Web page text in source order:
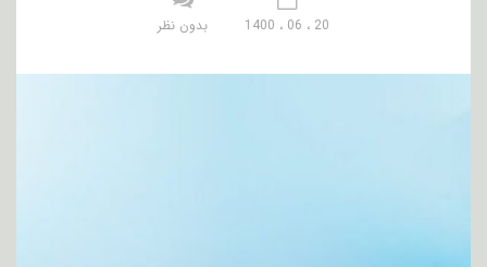
20 ، 06 ، 1400 بدون نظر